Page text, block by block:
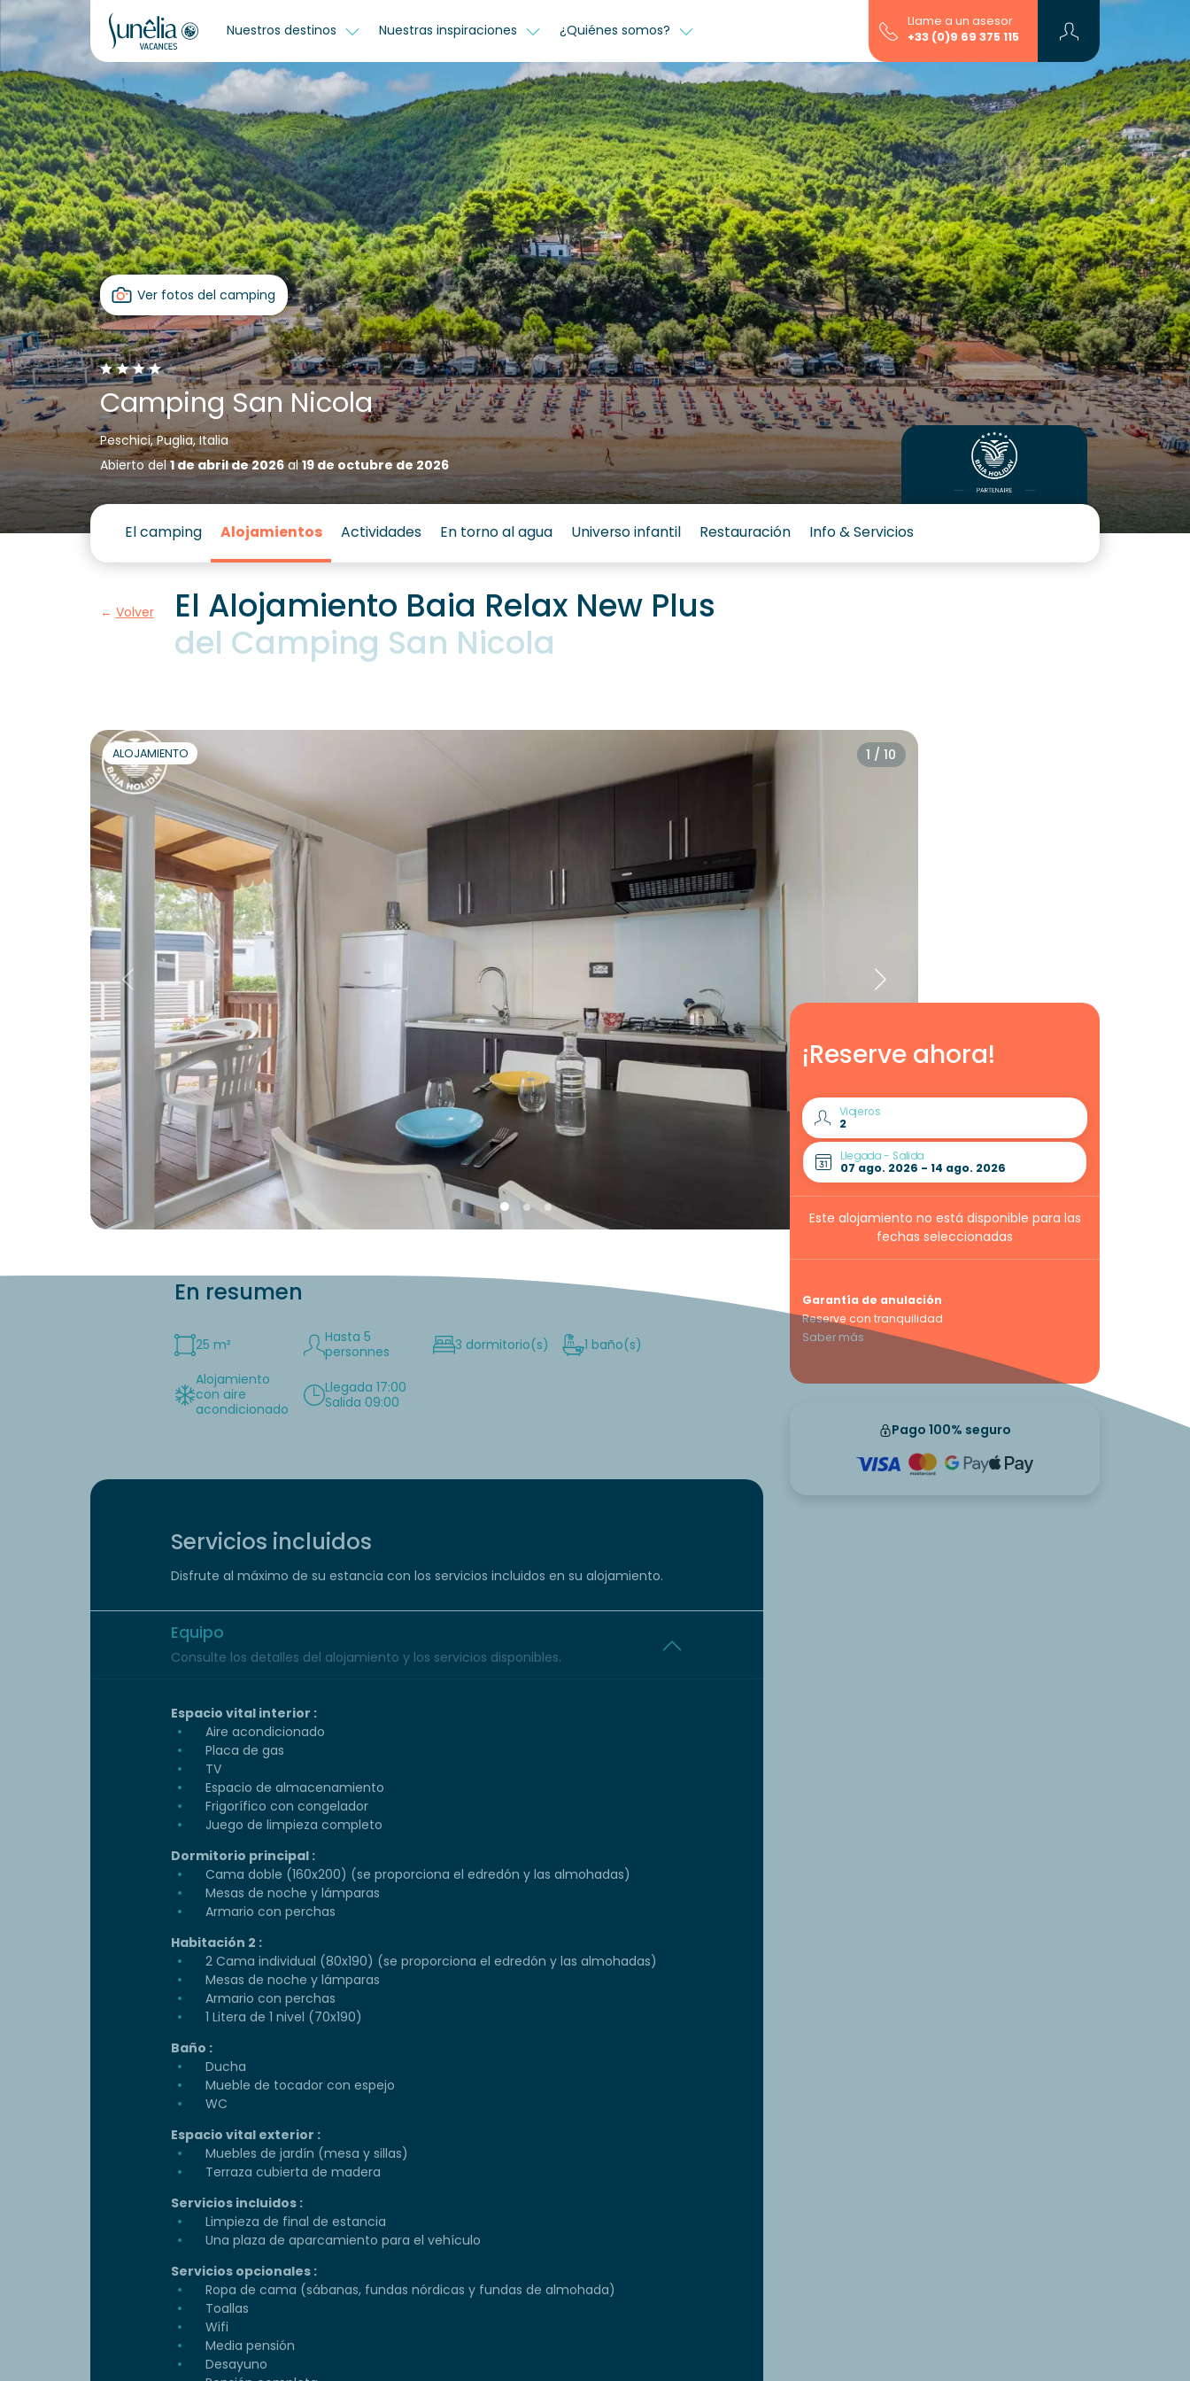
Nuestros destinos Nuestras inspiraciones ¿Quiénes somos?
Llame a un asesor
+33 (0)9 69 375 115
Ver fotos del camping
Camping San Nicola
Peschici, Puglia, Italia
Abierto del1 de abril de 2026al19 de octubre de 2026
El camping Alojamientos Actividades En torno al agua Universo infantil Restauración Info & Servicios
Volver
El Alojamiento Baia Relax New Plus
del Camping San Nicola
¡Reserve ahora!
Viajeros
Llegada - Salida
Este alojamiento no está disponible para las
fechas seleccionadas
Garantía de anulación
Reserve con tranquilidad
Saber más
Pago 100% seguro
1 / 10
ALOJAMIENTO
En resumen
25 m²
Hasta 5
personnes
3 dormitorio(s)
1 baño(s)
Alojamiento
con aire
acondicionado
Llegada 17:00
Salida 09:00
Servicios incluidos
Disfrute al máximo de su estancia con los servicios incluidos en su alojamiento.
Equipo
Consulte los detalles del alojamiento y los servicios disponibles.
Espacio vital interior :
Aire acondicionado
Placa de gas
TV
Espacio de almacenamiento
Frigorífico con congelador
Juego de limpieza completo
Dormitorio principal :
Cama doble (160x200) (se proporciona el edredón y las almohadas)
Mesas de noche y lámparas
Armario con perchas
Habitación 2 :
2 Cama individual (80x190) (se proporciona el edredón y las almohadas)
Mesas de noche y lámparas
Armario con perchas
1 Litera de 1 nivel (70x190)
Baño :
Ducha
Mueble de tocador con espejo
WC
Espacio vital exterior :
Muebles de jardín (mesa y sillas)
Terraza cubierta de madera
Servicios incluidos :
Limpieza de final de estancia
Una plaza de aparcamiento para el vehículo
Servicios opcionales :
Ropa de cama (sábanas, fundas nórdicas y fundas de almohada)
Toallas
Wifi
Media pensión
Desayuno